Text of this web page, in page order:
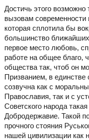
Достичь этого
вызовам современности
которая сплотила бы
большинство ближайших
первое место любовь,
работе на общее благо,
общества так, чтоб он
Призванием, в
созвучна как с
Православия, так и с
Советского народа
Добродержавие. Такой
прочного стояния
нашей цивилизации как